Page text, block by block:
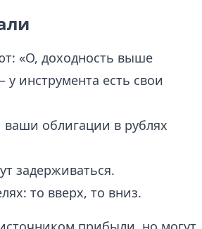
«О, доходность выше
инструмента есть свои
ваши облигации в рублях
задерживаться.
то вверх, то вниз.